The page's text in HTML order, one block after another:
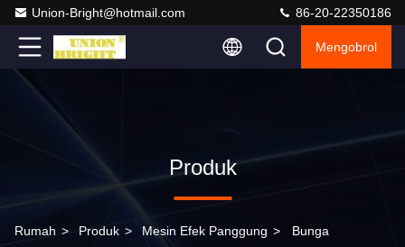
Union-Bright@hotmail.com 86-20-22350186
Mengobrol
Produk
Rumah > Produk > Mesin Efek Panggung > Bunga